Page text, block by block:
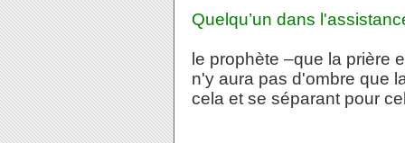
Quelqu’un dans
le prophète –que la prière
n'y aura pas d'ombre que
cela et se séparant pour